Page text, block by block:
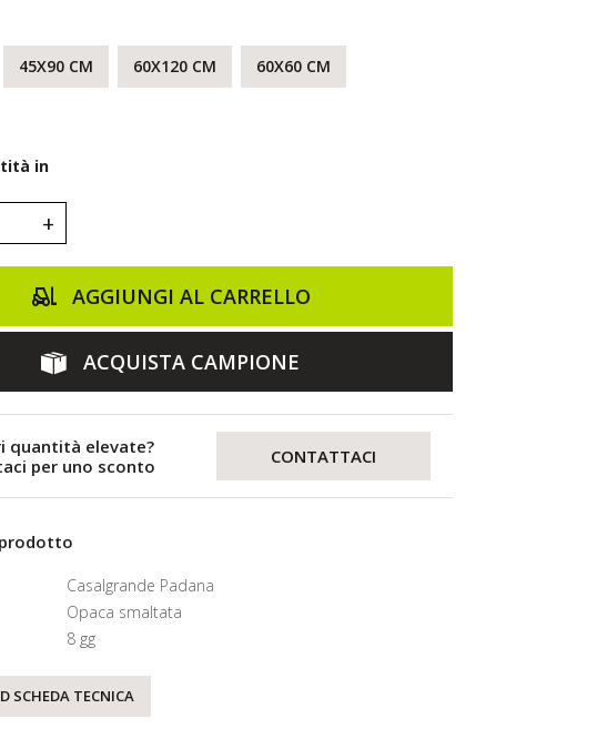
45X90 CM 60X120 CM 60X60 CM
in
+
AGGIUNGI AL CARRELLO
ACQUISTA CAMPIONE
quantità elevate?
per uno sconto
CONTATTACI
Casalgrande Padana
Opaca smaltata
8 gg
SCHEDA TECNICA